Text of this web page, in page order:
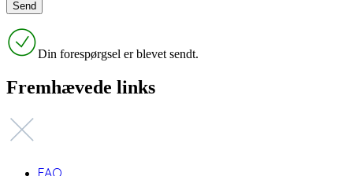
Din forespørgsel er blevet sendt.
Fremhævede links